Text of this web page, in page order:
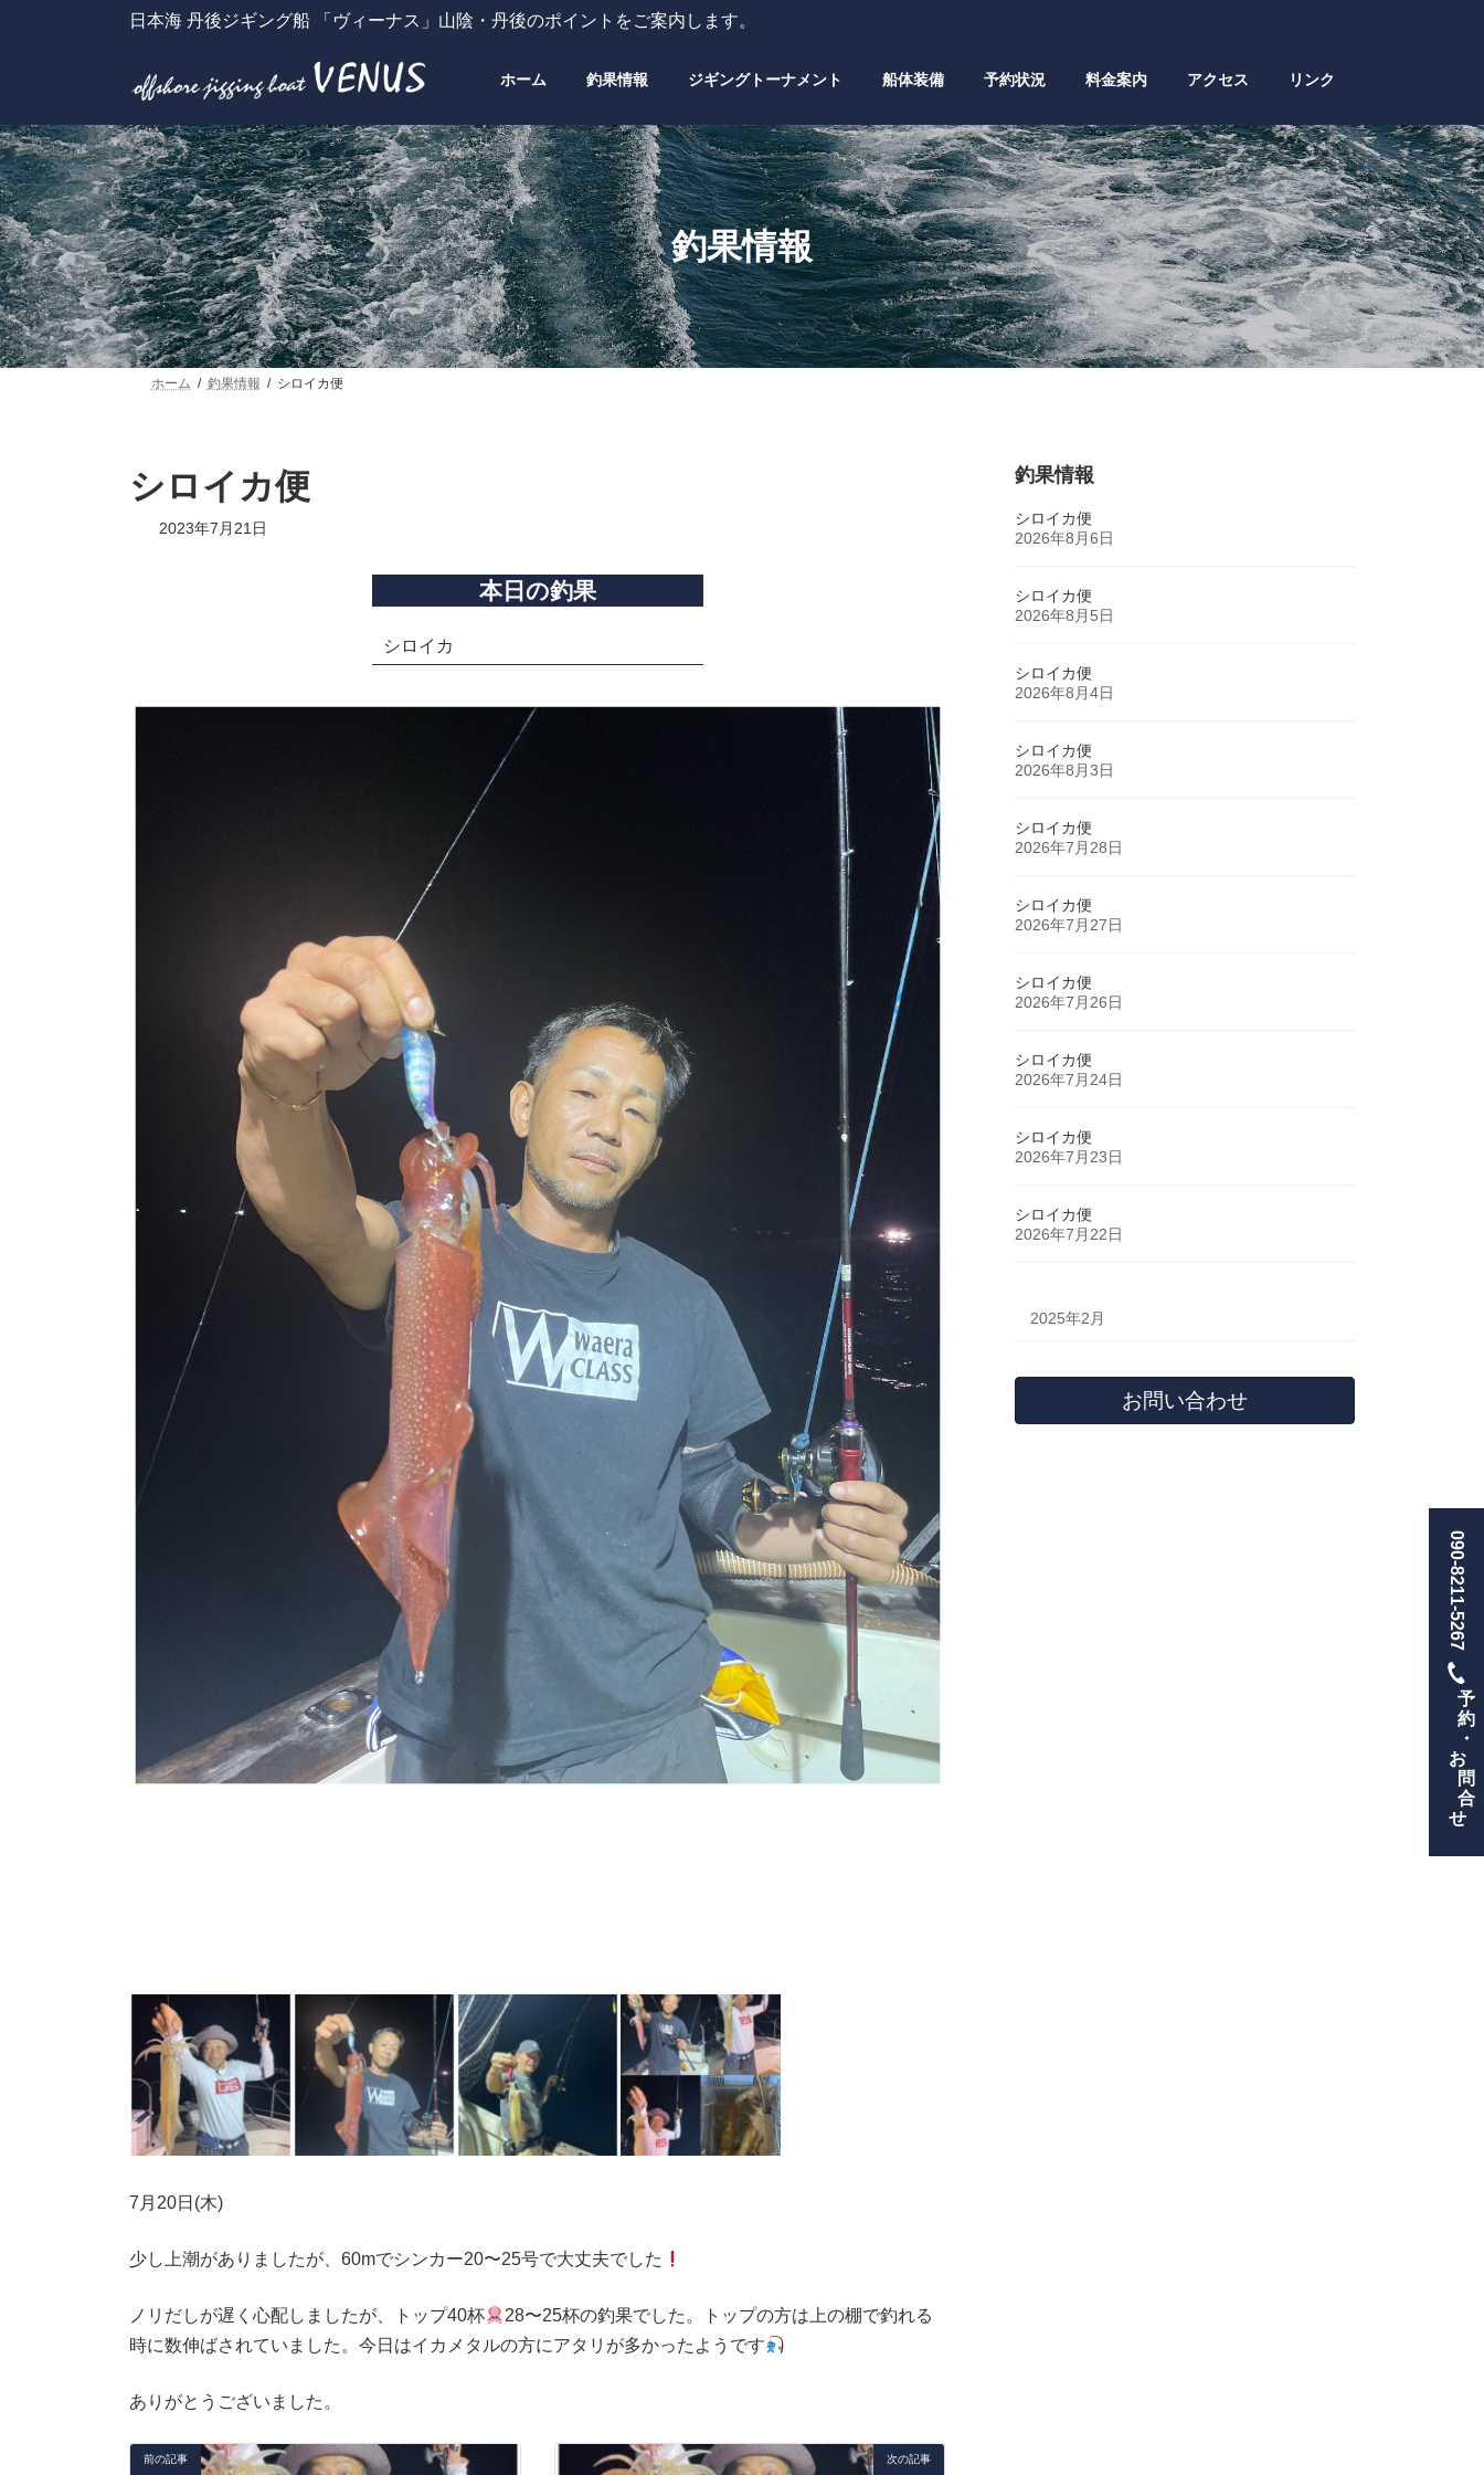
へ
ス
キ
ッ
プ
ョ
ン
に
移
動
日本海 丹後ジギング船 「ヴィーナス」山陰・丹後のポイントをご案内します。
ホーム 釣果情報 ジギングトーナメント 船体装備 予約状況 料金案内 アクセス リンク
釣果情報
ホーム 釣果情報 シロイカ便
シロイカ便
2023年7月21日
本日の釣果
シロイカ
7月20日(木)
少し上潮がありましたが、60mでシンカー20〜25号で大丈夫でした
ノリだしが遅く心配しましたが、トップ40杯
28〜25杯の釣果でした。トップの方は上の棚で釣れる
時に数伸ばされていました。今日はイカメタルの方にアタリが多かったようです
ありがとうございました。
前の記事 次の記事
釣果情報
シロイカ便
2026年8月6日
シロイカ便
2026年8月5日
シロイカ便
2026年8月4日
シロイカ便
2026年8月3日
シロイカ便
2026年7月28日
シロイカ便
2026年7月27日
シロイカ便
2026年7月26日
シロイカ便
2026年7月24日
シロイカ便
2026年7月23日
シロイカ便
2026年7月22日
2025年2月
お問い合わせ
090-8211-5267
予
約
・
お
問
合
せ